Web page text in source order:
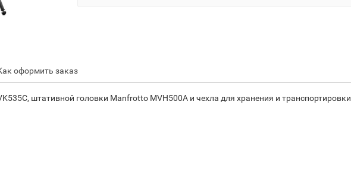
оформить заказ
штативной головки Manfrotto MVH500A и чехла для хранения и транспортировки